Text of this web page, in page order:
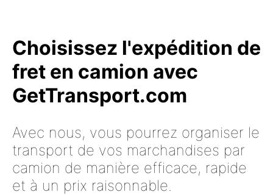
Choisissez l'expédition de
fret en camion avec
GetTransport.com
Avec nous, vous pourrez organiser le
transport de vos marchandises par
camion de manière efficace, rapide
et à un prix raisonnable.